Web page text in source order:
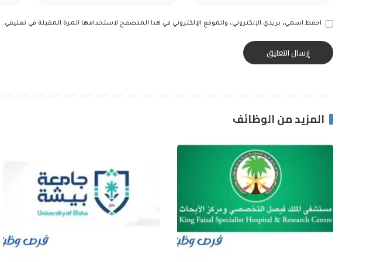
احفظ اسمي، بريدي الإلكتروني، والموقع الإلكتروني في هذا المتصفح لاستخدامها المرة المقبلة في تعليقي.
المزيد من الوظائف